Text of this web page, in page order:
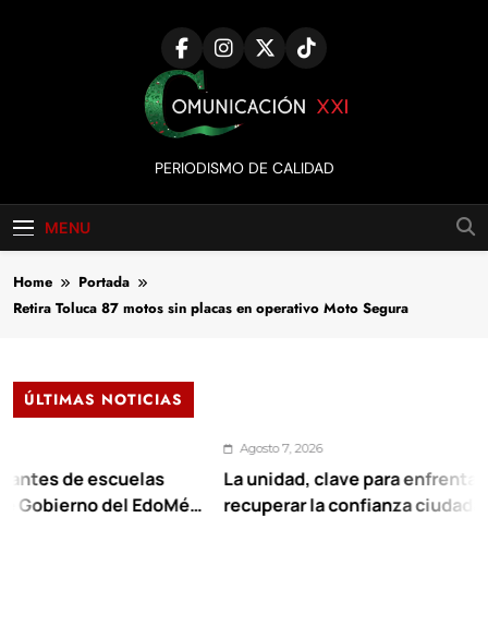
Comunicación
XXI
PERIODISMO DE CALIDAD
MENU
Home
Portada
Retira Toluca 87 motos sin placas en operativo Moto Segura
ÚLTIMAS NOTICIAS
de escuelas
del EdoMéx
Agosto 7, 2026
La unidad, clave para enfrentar los
recuperar la confianza ciudadana: